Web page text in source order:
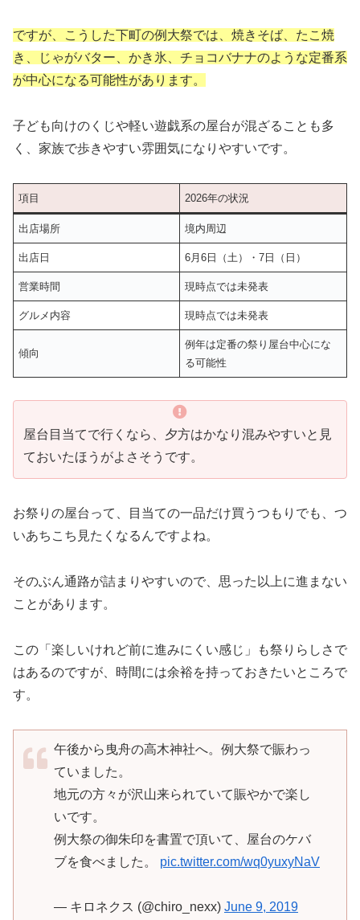
ですが、こうした下町の例大祭では、焼きそば、たこ焼
き、じゃがバター、かき氷、チョコバナナのような定番系
が中心になる可能性があります。
子ども向けのくじや軽い遊戯系の屋台が混ざることも多
く、家族で歩きやすい雰囲気になりやすいです。
項目 2026年の状況
出店場所 境内周辺
出店日 6月6日（土）・7日（日）
営業時間 現時点では未発表
グルメ内容 現時点では未発表
傾向
例年は定番の祭り屋台中心にな
る可能性
屋台目当てで行くなら、夕方はかなり混みやすいと見
ておいたほうがよさそうです。
お祭りの屋台って、目当ての一品だけ買うつもりでも、つ
いあちこち見たくなるんですよね。
そのぶん通路が詰まりやすいので、思った以上に進まない
ことがあります。
この「楽しいけれど前に進みにくい感じ」も祭りらしさで
はあるのですが、時間には余裕を持っておきたいところで
す。
午後から曳舟の高木神社へ。例大祭で賑わっ
ていました。
地元の方々が沢山来られていて賑やかで楽し
いです。
例大祭の御朱印を書置で頂いて、屋台のケバ
ブを食べました。 pic.twitter.com/wq0yuxyNaV
— キロネクス (@chiro_nexx) June 9, 2019